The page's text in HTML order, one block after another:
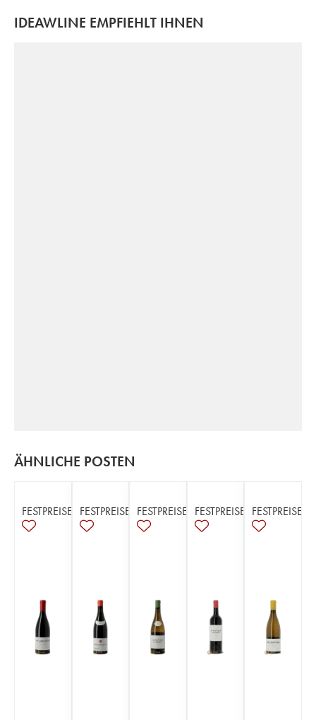
IDEAWLINE EMPFIEHLT IHNEN
ÄHNLICHE POSTEN
FESTPREISE FESTPREISE FESTPREISE FESTPREISE FESTPREISE